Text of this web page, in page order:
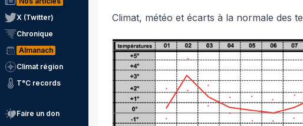
X (Twitter)
Chronique
Almanach
Climat région
T°C records
Faire un don
Climat, météo et écarts à la normale des